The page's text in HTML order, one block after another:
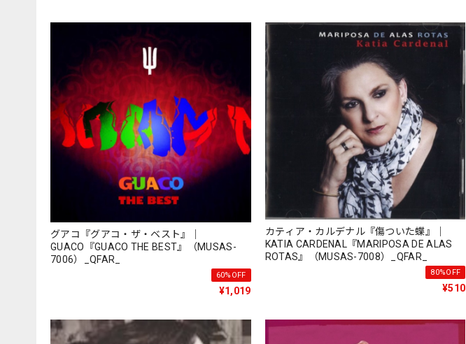
グアコ『グアコ・ザ・ベスト』｜
GUACO『GUACO THE BEST』（MUSAS-
7006）_QFAR_
60%OFF
¥1,019
カティア・カルデナル『傷ついた蝶』｜
KATIA CARDENAL『MARIPOSA DE ALAS
ROTAS』（MUSAS-7008）_QFAR_
80%OFF
¥510